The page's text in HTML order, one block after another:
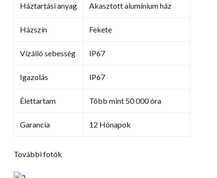
Háztartási anyag Akasztott alumínium ház
Házszín Fekete
Vízálló sebesség IP67
Igazolás IP67
Élettartam Több mint 50 000 óra
Garancia 12 Hónapok
További fotók